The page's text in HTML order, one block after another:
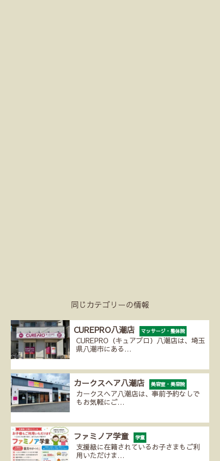
同じカテゴリーの情報
CUREPRO八潮店 マッサージ・整体院
CUREPRO（キュアプロ）八潮店は、埼玉
県八潮市にある…
カークスヘア八潮店 美容室・美容院
カークスヘア八潮店は、事前予約なしで
もお気軽にご…
ファミノア学童 学童
支援級に在籍されているお子さまもご利
用いただけま…